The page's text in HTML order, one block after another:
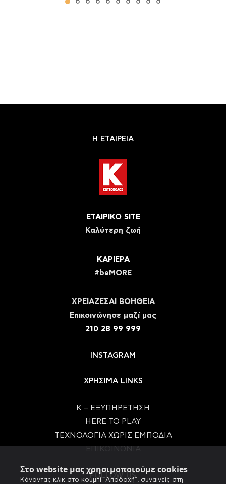
Στο website μας χρησιμοποιούμε cookies
Κάνοντας κλικ στο κουμπί "Αποδοχή", συναινείς στη
Η ΕΤΑΙΡΕΙΑ
ΕΤΑΙΡΙΚΟ SITE
Καλύτερη ζωή
ΚΑΡΙΕΡΑ
#beMORE
ΧΡΕΙΑΖΕΣΑΙ ΒΟΗΘΕΙΑ
Eπικοινώνησε μαζί μας
210 28 99 999
INSTAGRAM
ΧΡΗΣΙΜΑ LINKS
Κ – ΕΞΥΠΗΡΕΤΗΣΗ
HERE TO PLAY
ΤΕΧΝΟΛΟΓΙΑ ΧΩΡΙΣ ΕΜΠΟΔΙΑ
FOLLOW US